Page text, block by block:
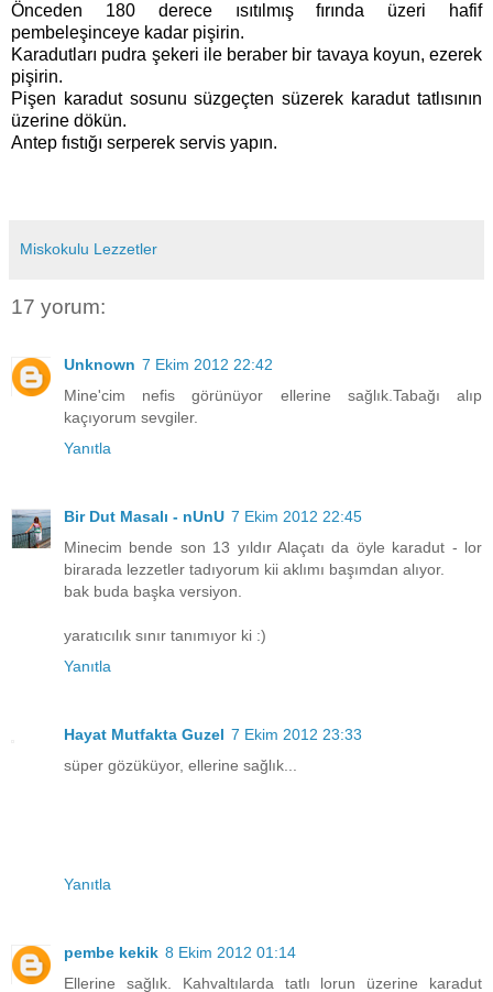
Önceden 180 derece ısıtılmış fırında üzeri hafif
pembeleşinceye kadar pişirin.
Karadutları pudra şekeri ile beraber bir tavaya koyun, ezerek
pişirin.
Pişen karadut sosunu süzgeçten süzerek karadut tatlısının
üzerine dökün.
Antep fıstığı serperek servis yapın.
Miskokulu Lezzetler
17 yorum:
Unknown 7 Ekim 2012 22:42
Mine'cim nefis görünüyor ellerine sağlık.Tabağı alıp
kaçıyorum sevgiler.
Yanıtla
Bir Dut Masalı - nUnU 7 Ekim 2012 22:45
Minecim bende son 13 yıldır Alaçatı da öyle karadut - lor
birarada lezzetler tadıyorum kii aklımı başımdan alıyor.
bak buda başka versiyon.
yaratıcılık sınır tanımıyor ki :)
Yanıtla
Hayat Mutfakta Guzel 7 Ekim 2012 23:33
süper gözüküyor, ellerine sağlık...
Yanıtla
pembe kekik 8 Ekim 2012 01:14
Ellerine sağlık. Kahvaltılarda tatlı lorun üzerine karadut